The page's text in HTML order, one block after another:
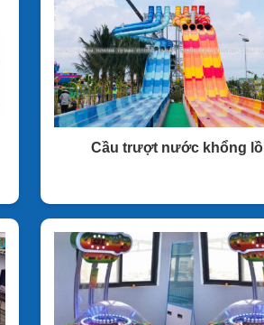
Cầu trượt nước khổng lồ